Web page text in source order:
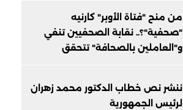
من منح "فتاة الأوبر" كارنيه
"صحفية"؟.. نقابة الصحفيين تنفي
و"العاملين بالصحافة" تتحقق
ننشر نص خطاب الدكتور محمد زهران
لرئيس الجمهورية